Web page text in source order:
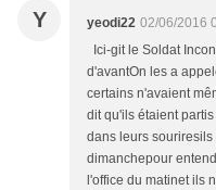
Y yeodi22 02/06/2016
Ici-git le Soldat
d'avantOn les a
certains n'avaient
dit qu'ils étaient
dans leurs
dimanchepour
l'office du matinet ils